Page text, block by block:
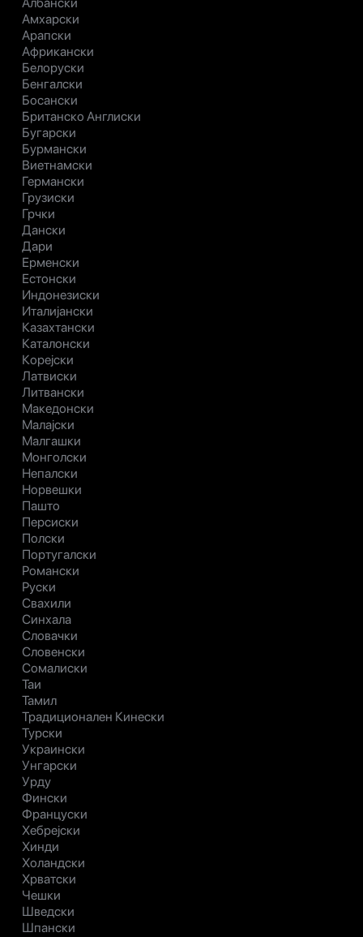
Амхарски
Арапски
Африкански
Белоруски
Бенгалски
Босански
Британско Англиски
Бугарски
Бурмански
Виетнамски
Германски
Грузиски
Грчки
Дански
Дари
Ерменски
Естонски
Индонезиски
Италијански
Казахтански
Каталонски
Корејски
Латвиски
Литвански
Македонски
Малајски
Малгашки
Монголски
Непалски
Норвешки
Пашто
Персиски
Полски
Португалски
Романски
Руски
Свахили
Синхала
Словачки
Словенски
Сомалиски
Таи
Тамил
Традиционален Кинески
Турски
Украински
Унгарски
Урду
Фински
Француски
Хебрејски
Хинди
Холандски
Хрватски
Чешки
Шведски
Шпански